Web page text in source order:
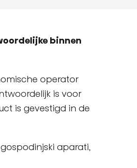
binnen
operator
is voor
is gevestigd in de
aparati,